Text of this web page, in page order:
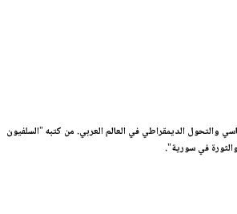
والتحول الديمقراطي في العالم العربي. من كتبه "السلفيون
في سورية".